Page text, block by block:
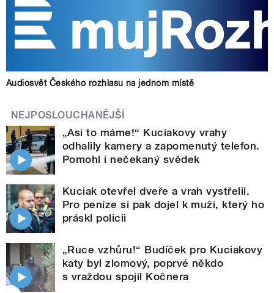
Audiosvět Českého rozhlasu na jednom místě
NEJPOSLOUCHANĚJŠÍ
„Asi to máme!“ Kuciakovy vrahy
odhalily kamery a zapomenutý telefon.
Pomohl i nečekaný svědek
Kuciak otevřel dveře a vrah vystřelil.
Pro peníze si pak dojel k muži, který ho
práskl policii
„Ruce vzhůru!“ Budíček pro Kuciakovy
katy byl zlomový, poprvé někdo
s vraždou spojil Kočnera